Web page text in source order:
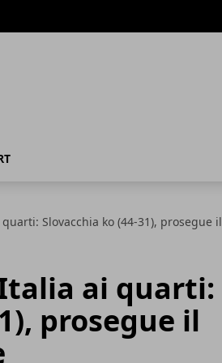
Slovacchia ko (44-31), prosegue il
ai quarti:
prosegue il